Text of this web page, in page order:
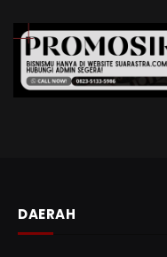
DAERAH